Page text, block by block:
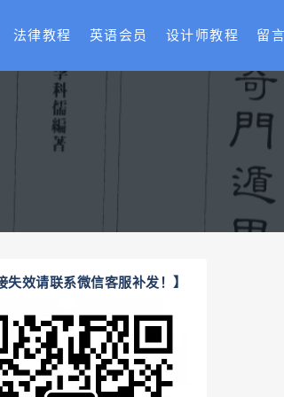
法律教程 英语会员 设计师教程 留
失效请联系微信客服补发！】